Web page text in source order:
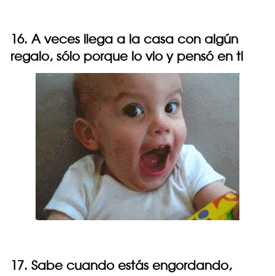
16. A veces llega a la casa con algún
regalo, sólo porque lo vio y pensó en ti
17. Sabe cuando estás engordando,